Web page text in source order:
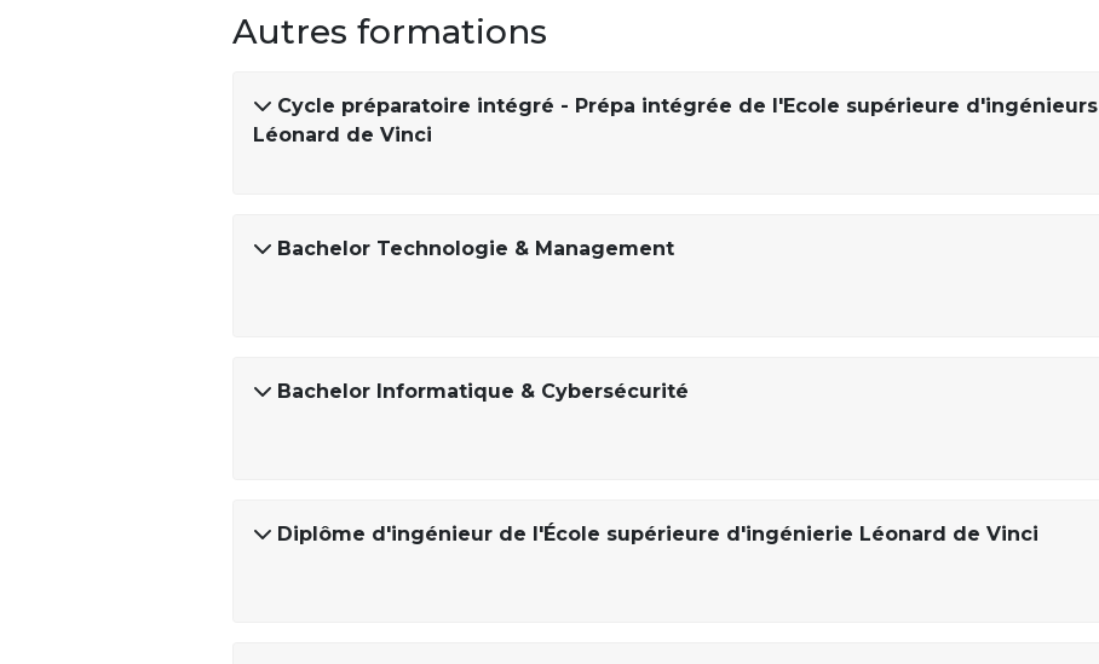
Autres formations
Cycle préparatoire intégré - Prépa intégrée de l'Ecole supérieure d'ingénieurs
Léonard de Vinci
Bachelor Technologie & Management
Bachelor Informatique & Cybersécurité
Diplôme d'ingénieur de l'École supérieure d'ingénierie Léonard de Vinci